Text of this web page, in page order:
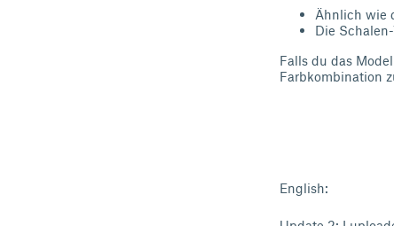
Ähnlich wie
Die
Falls du das
Farbkombination
English: